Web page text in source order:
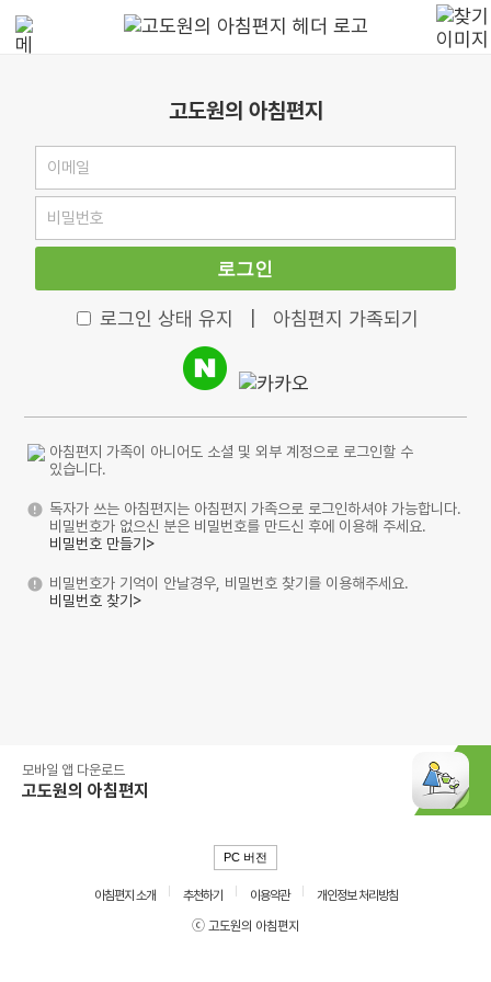
고도원의 아침편지
로그인
로그인 상태 유지 아침편지 가족되기
아침편지 가족이 아니어도 소셜 및 외부 계정으로 로그인할 수
있습니다.
독자가 쓰는 아침편지는 아침편지 가족으로 로그인하셔야 가능합니다.
비밀번호가 없으신 분은 비밀번호를 만드신 후에 이용해 주세요.
비밀번호 만들기>
비밀번호가 기억이 안날경우, 비밀번호 찾기를 이용해주세요.
비밀번호 찾기>
모바일 앱 다운로드
고도원의 아침편지
PC 버전
아침편지 소개 추천하기 이용약관
개인정보 처리방침
ⓒ 고도원의 아침편지